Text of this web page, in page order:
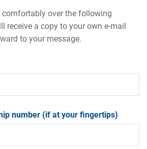
comfortably over the following
receive a copy to your own e-mail
to your message.
number (if at your fingertips)